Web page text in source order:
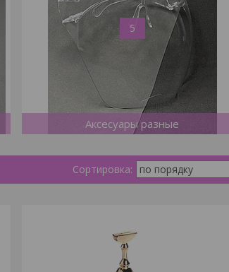
5
Аксесуары разные